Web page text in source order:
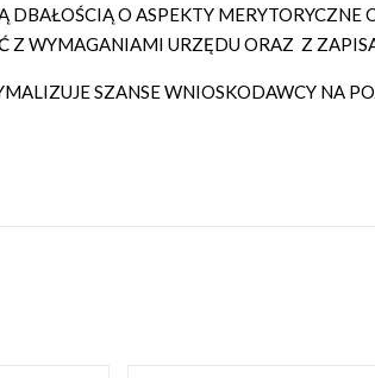
O ASPEKTY
Z WYMAGANIAMI URZĘDU ORAZ Z
SZANSE WNIOSKODAWCY NA